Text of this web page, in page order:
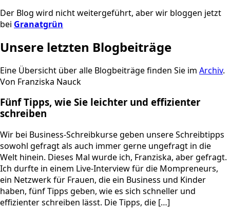
Der Blog wird nicht weitergeführt, aber wir bloggen jetzt
bei Granatgrün
Unsere letzten Blogbeiträge
Eine Übersicht über alle Blogbeiträge finden Sie im Archiv.
Von Franziska Nauck
Fünf Tipps, wie Sie leichter und effizienter
schreiben
Wir bei Business-Schreibkurse geben unsere Schreibtipps
sowohl gefragt als auch immer gerne ungefragt in die
Welt hinein. Dieses Mal wurde ich, Franziska, aber gefragt.
Ich durfte in einem Live-Interview für die Mompreneurs,
ein Netzwerk für Frauen, die ein Business und Kinder
haben, fünf Tipps geben, wie es sich schneller und
effizienter schreiben lässt. Die Tipps, die […]